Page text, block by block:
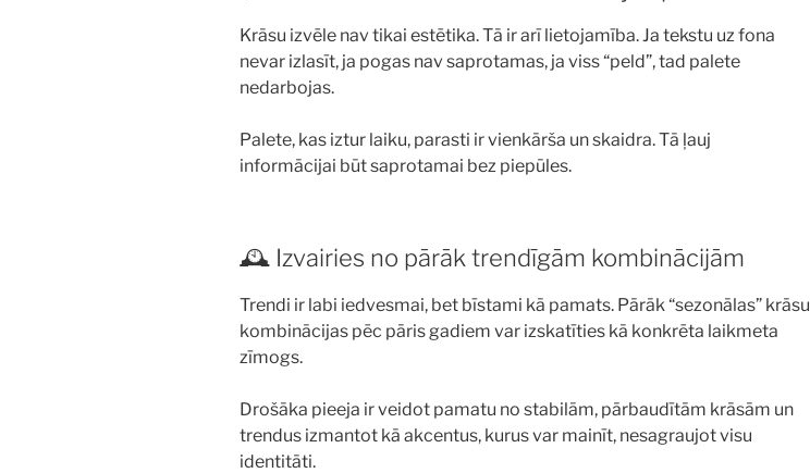
Krāsu izvēle nav tikai estētika. Tā ir arī lietojamība. Ja tekstu uz fona
nevar izlasīt, ja pogas nav saprotamas, ja viss “peld”, tad palete
nedarbojas.
Palete, kas iztur laiku, parasti ir vienkārša un skaidra. Tā ļauj
informācijai būt saprotamai bez piepūles.
🕰️ Izvairies no pārāk trendīgām kombinācijām
Trendi ir labi iedvesmai, bet bīstami kā pamats. Pārāk “sezonālas” krāsu
kombinācijas pēc pāris gadiem var izskatīties kā konkrēta laikmeta
zīmogs.
Drošāka pieeja ir veidot pamatu no stabilām, pārbaudītām krāsām un
trendus izmantot kā akcentus, kurus var mainīt, nesagraujot visu
identitāti.